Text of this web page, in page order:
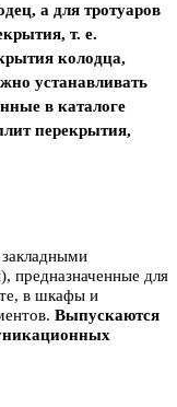
а для тротуаров
т. е.
колодца,
устанавливать
в каталоге
перекрытия,
предназначенные для
в шкафы и
Выпускаются